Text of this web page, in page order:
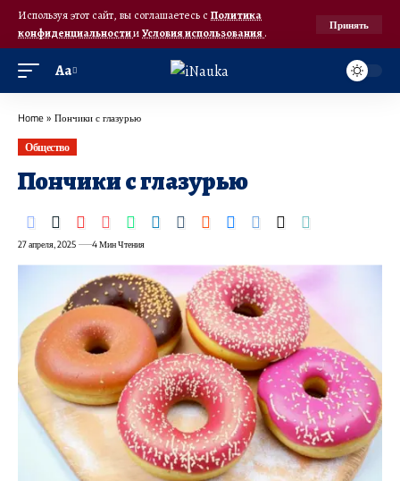
Используя этот сайт, вы соглашаетесь с Политика
конфиденциальностииУсловия использования.
Принять
Аа
Home » Пончики с глазурью
Общество
Пончики с глазурью
27 апреля, 2025 4 Мин Чтения